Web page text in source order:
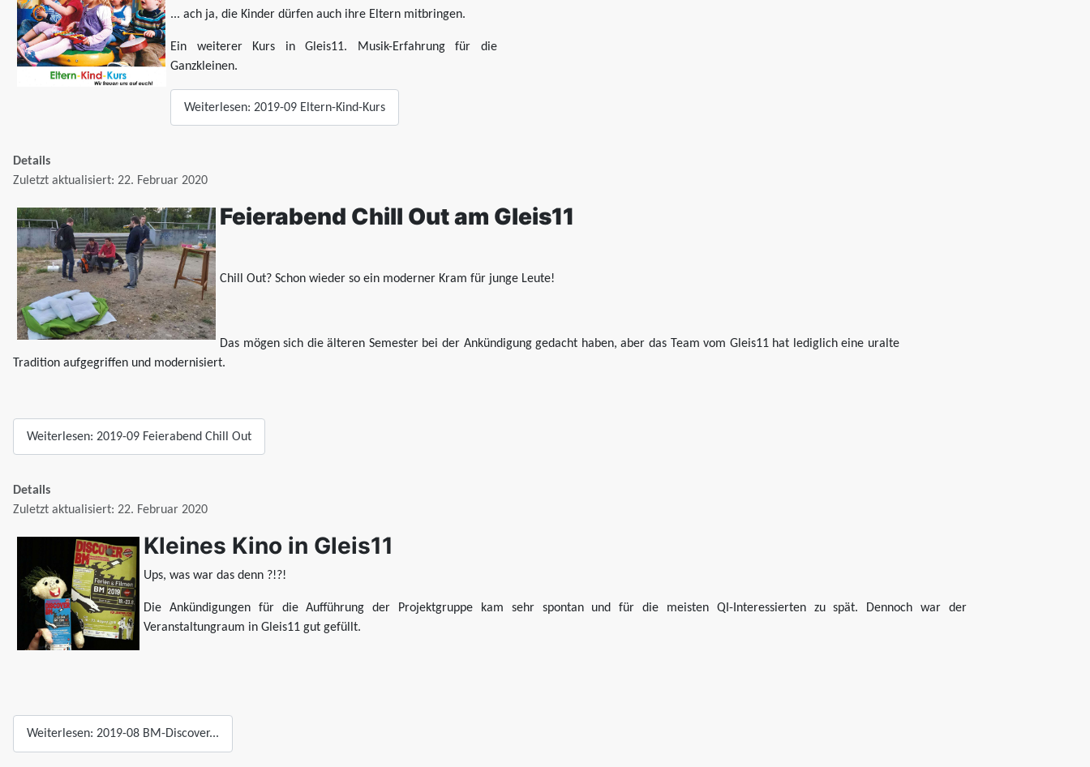
... ach ja, die Kinder dürfen auch ihre Eltern mitbringen.
Ein weiterer Kurs in Gleis11. Musik-Erfahrung für die
Ganzkleinen.
Weiterlesen: 2019-09 Eltern-Kind-Kurs
Details
Zuletzt aktualisiert: 22. Februar 2020
Feierabend Chill Out am Gleis11
Chill Out? Schon wieder so ein moderner Kram für junge Leute!
Das mögen sich die älteren Semester bei der Ankündigung gedacht haben, aber das Team vom Gleis11 hat lediglich eine uralte
Tradition aufgegriffen und modernisiert.
Weiterlesen: 2019-09 Feierabend Chill Out
Details
Zuletzt aktualisiert: 22. Februar 2020
Kleines Kino in Gleis11
Ups, was war das denn ?!?!
Die Ankündigungen für die Aufführung der Projektgruppe kam sehr spontan und für die meisten QI-Interessierten zu spät. Dennoch war der
Veranstaltungraum in Gleis11 gut gefüllt.
Weiterlesen: 2019-08 BM-Discover...